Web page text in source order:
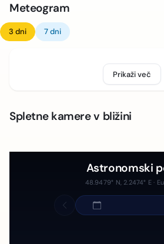
Meteogram
3 dni 7 dni
Prikaži več
Spletne kamere v bližini
Astronomski
48.9479° N, 2.2474° E ·